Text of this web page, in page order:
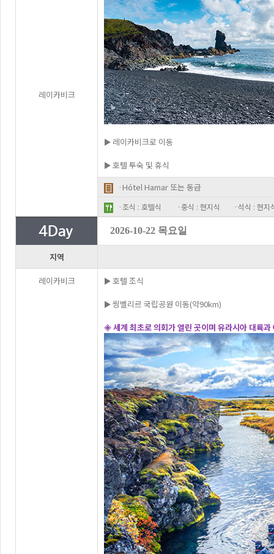
레이카비크
► 레이카비크로 이동
► 호텔 투숙 및 휴식
·Hótel Hamar 또는 동급
·조식 : 호텔식 ·중식 : 현지식 ·석식 : 현지
2026-10-22 목요일
지역
레이카비크
► 호텔 조식
► 씽벨리르 국립공원 이동(약90km)
◈ 세계 최초로 의회가 열린 곳이며 유라시아 대륙